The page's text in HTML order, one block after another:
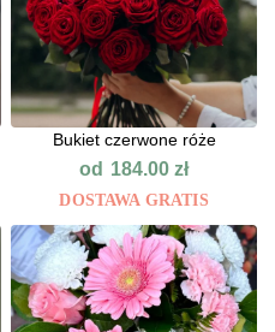
Bukiet czerwone róże
od 184.00zł
DOSTAWA GRATIS